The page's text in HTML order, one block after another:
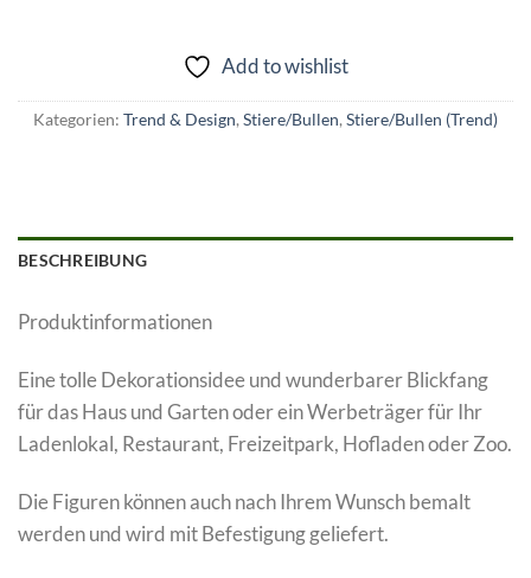
Add to wishlist
Kategorien: Trend & Design, Stiere/Bullen, Stiere/Bullen (Trend)
BESCHREIBUNG
Produktinformationen
Eine tolle Dekorationsidee und wunderbarer Blickfang
für das Haus und Garten oder ein Werbeträger für Ihr
Ladenlokal, Restaurant, Freizeitpark, Hofladen oder Zoo.
Die Figuren können auch nach Ihrem Wunsch bemalt
werden und wird mit Befestigung geliefert.